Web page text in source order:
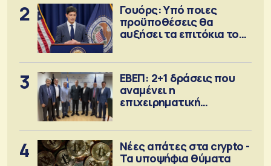
2
Γουόρς: Υπό ποιες
προϋποθέσεις θα
αυξήσει τα επιτόκια τον
3
ΕΒΕΠ: 2+1 δράσεις που
αναμένει η
επιχειρηματική
4
Νέες απάτες στα crypto -
Τα υποψήφια θύματα